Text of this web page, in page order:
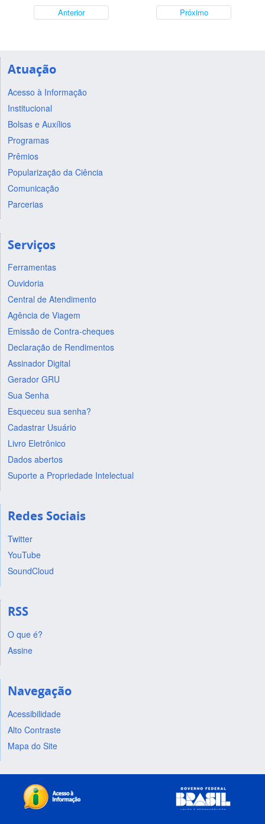
Anterior Próximo
Atuação
Acesso à Informação
Institucional
Bolsas e Auxílios
Programas
Prêmios
Popularização da Ciência
Comunicação
Parcerias
Serviços
Ferramentas
Ouvidoria
Central de Atendimento
Agência de Viagem
Emissão de Contra-cheques
Declaração de Rendimentos
Assinador Digital
Gerador GRU
Sua Senha
Esqueceu sua senha?
Cadastrar Usuário
Livro Eletrônico
Dados abertos
Suporte a Propriedade Intelectual
Redes Sociais
Twitter
YouTube
SoundCloud
RSS
O que é?
Assine
Navegação
Acessibilidade
Alto Contraste
Mapa do Site